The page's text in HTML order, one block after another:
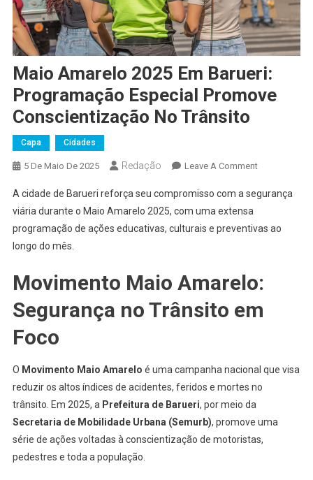
Maio Amarelo 2025 Em Barueri:
Programação Especial Promove
Conscientização No Trânsito
Capa Cidades
5 De Maio De 2025 Redação Leave A CommentOn
Amarelo
Em
Especial
A cidade de Barueri reforça seu compromisso com a segurança
viária durante o Maio Amarelo 2025, com uma extensa
programação de ações educativas, culturais e preventivas ao
longo do mês.
Movimento Maio Amarelo:
Segurança no Trânsito em
Foco
O Movimento Maio Amarelo é uma campanha nacional que visa
reduzir os altos índices de acidentes, feridos e mortes no
trânsito. Em 2025, a Prefeitura de Barueri, por meio da
Secretaria de Mobilidade Urbana (Semurb), promove uma
série de ações voltadas à conscientização de motoristas,
pedestres e toda a população.